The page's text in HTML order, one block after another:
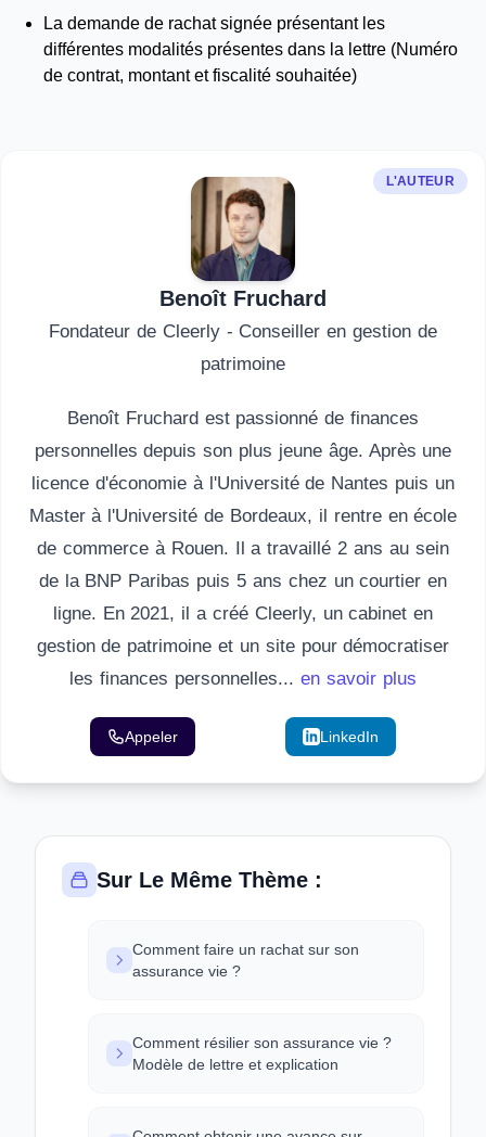
La demande de rachat signée présentant les
différentes modalités présentes dans la lettre (Numéro
de contrat, montant et fiscalité souhaitée)
L'AUTEUR
Benoît Fruchard
Fondateur de Cleerly - Conseiller en gestion de
patrimoine
Benoît Fruchard est passionné de finances
personnelles depuis son plus jeune âge. Après une
licence d'économie à l'Université de Nantes puis un
Master à l'Université de Bordeaux, il rentre en école
de commerce à Rouen. Il a travaillé 2 ans au sein
de la BNP Paribas puis 5 ans chez un courtier en
ligne. En 2021, il a créé Cleerly, un cabinet en
gestion de patrimoine et un site pour démocratiser
les finances personnelles... en savoir plus
Appeler LinkedIn
Sur Le Même Thème :
Comment faire un rachat sur son
assurance vie ?
Comment résilier son assurance vie ?
Modèle de lettre et explication